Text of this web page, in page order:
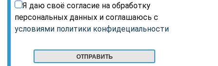
Я даю своё согласие на обработку
персональных данных и соглашаюсь с
условиями политики конфидециальности